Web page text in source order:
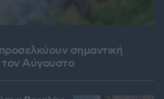
σημαντική
τον Αύγουστο